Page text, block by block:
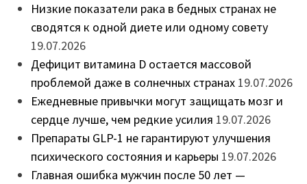
Низкие показатели рака в бедных странах не
сводятся к одной диете или одному совету
19.07.2026
Дефицит витамина D остается массовой
проблемой даже в солнечных странах 19.07.2026
Ежедневные привычки могут защищать мозг и
сердце лучше, чем редкие усилия 19.07.2026
Препараты GLP-1 не гарантируют улучшения
психического состояния и карьеры 19.07.2026
Главная ошибка мужчин после 50 лет —